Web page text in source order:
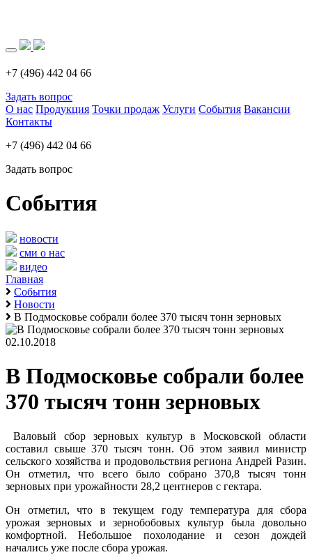
+7 (496) 442 04 66
Задать вопрос
О нас Продукция Точки продаж Услуги События Вакансии
Контакты
+7 (496) 442 04 66
Задать вопрос
События
новости
сми о нас
видео
Главная
События
Новости
В Подмосковье собрали более 370 тысяч тонн зерновых
02.10.2018
В Подмосковье собрали более
370 тысяч тонн зерновых
Валовый сбор зерновых культур в Московской области
составил свыше 370 тысяч тонн. Об этом заявил министр
сельского хозяйства и продовольствия региона Андрей Разин.
Он отметил, что всего было собрано 370,8 тысяч тонн
зерновых при урожайности 28,2 центнеров с гектара.
Он отметил, что в текущем году температура для сбора
урожая зерновых и зернобобовых культур была довольно
комфортной. Небольшое похолодание и сезон дождей
начались уже после сбора урожая.